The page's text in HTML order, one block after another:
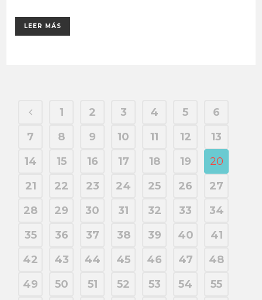
LEER MÁS
1 2 3 4 5
6
7
8 9 10 11 12
13
14
15 16 17 18 19
20
21
22 23 24 25 26
27
28
29 30 31 32 33
34
35
36 37 38 39 40
41
42
43 44 45 46 47
48
49
50 51 52 53 54
55